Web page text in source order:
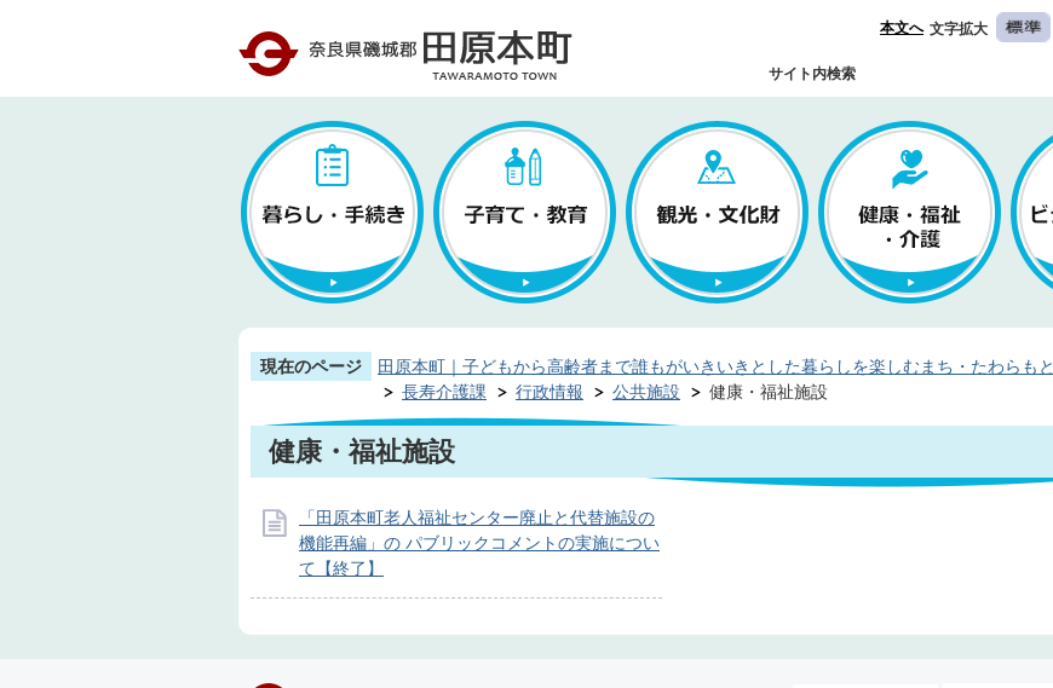
本文へ 文字拡大
サイト内検索
現在のページ 田原本町｜子どもから高齢者まで誰もがいきいきとした暮らしを楽しむまち・たわらもと
長寿介護課
行政情報 公共施設 健康・福祉施設
健康・福祉施設
「田原本町老人福祉センター廃止と代替施設の
機能再編」の パブリックコメントの実施につい
て【終了】